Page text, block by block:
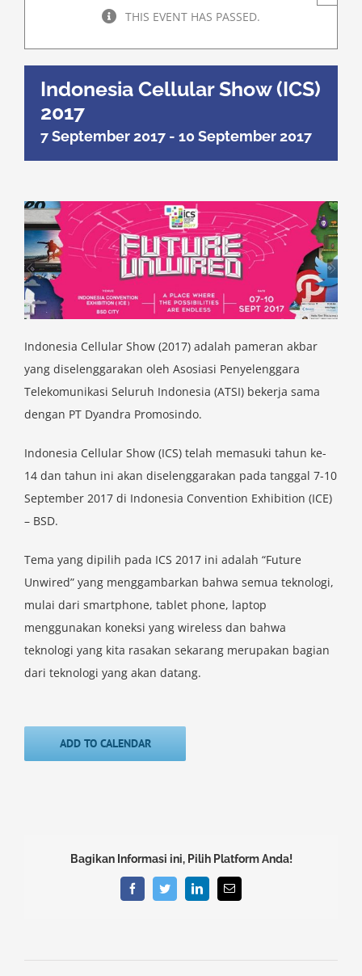
THIS EVENT HAS PASSED.
Indonesia Cellular Show (ICS)
2017
7 September 2017 - 10 September 2017
Indonesia Cellular Show (2017) adalah pameran akbar
yang diselenggarakan oleh Asosiasi Penyelenggara
Telekomunikasi Seluruh Indonesia (ATSI) bekerja sama
dengan PT Dyandra Promosindo.
Indonesia Cellular Show (ICS) telah memasuki tahun ke-
14 dan tahun ini akan diselenggarakan pada tanggal 7-10
September 2017 di Indonesia Convention Exhibition (ICE)
– BSD.
Tema yang dipilih pada ICS 2017 ini adalah “Future
Unwired” yang menggambarkan bahwa semua teknologi,
mulai dari smartphone, tablet phone, laptop
menggunakan koneksi yang wireless dan bahwa
teknologi yang kita rasakan sekarang merupakan bagian
dari teknologi yang akan datang.
ADD TO CALENDAR
Bagikan Informasi ini, Pilih Platform Anda!
FacebookTwitterLinkedInEmail